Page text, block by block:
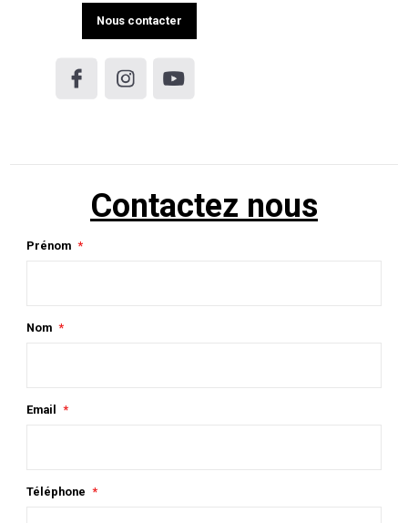
Nous contacter
Contactez nous
Prénom
Nom
Email
Téléphone